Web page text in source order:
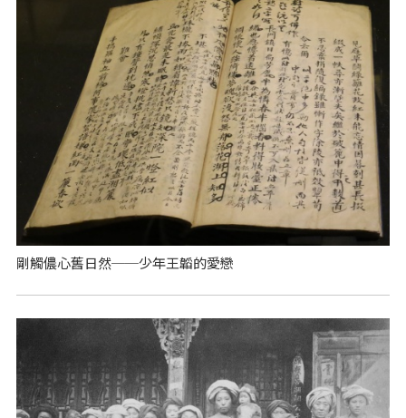
剛觸儂心舊日然──少年王韜的愛戀